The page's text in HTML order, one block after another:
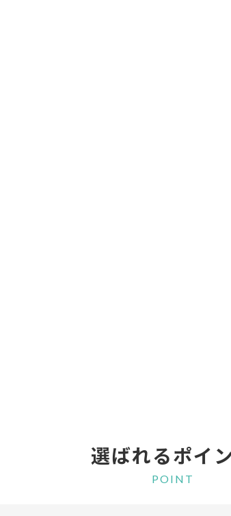
選ばれるポイ
POINT